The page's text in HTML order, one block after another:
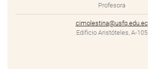
Profesora
cimolestina@usfq.edu.ec
Edificio Aristóteles, A-105